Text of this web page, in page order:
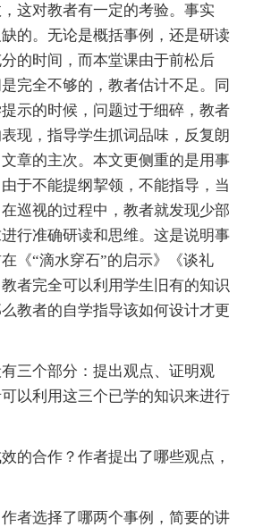
这对教者有一定的考验。事实
缺的。无论是概括事例，还是研读
的时间，而本堂课由于前松后
完全不够的，教者估计不足。同
示的时候，问题过于细碎，教者
现，指导学生抓词品味，反复朗
章的主次。本文更侧重的是用事
于不能提纲挈领，不能指导，当
巡视的过程中，教者就发现少部
行准确研读和思维。这是说明事
《“滴水穿石”的启示》《谈礼
者完全可以利用学生旧有的知识
教者的自学指导该如何设计才更
三个部分：提出观点、证明观
以利用这三个已学的知识来进行
的合作？作者提出了哪些观点，
者选择了哪两个事例，简要的讲